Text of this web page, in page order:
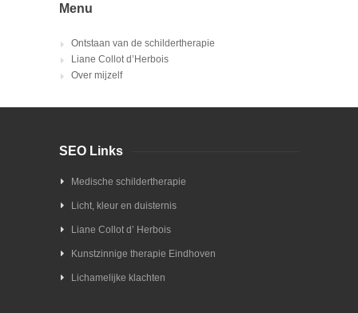
Menu
Ontstaan van de schildertherapie
Liane Collot d’Herbois
Over mijzelf
SEO Links
Medische schildertherapie
Licht, kleur en duisternis
Liane Collot d’ Herbois
Kunstzinnige therapie Eindhoven
Lichamelijke klachten